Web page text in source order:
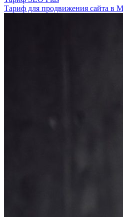
Тариф для продвижения сайта в